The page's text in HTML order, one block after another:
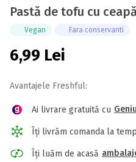
Pastă de tofu cu
Vegan Fara conservanti
6,99 Lei
Avantajele Freshful:
Ai livrare gratuită cu
Îți livrăm comanda la
Îți luăm de acasă